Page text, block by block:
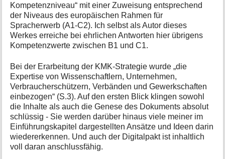
Kompetenzniveau“ mit einer Zuweisung entsprechend
der Niveaus des europäischen Rahmen für
Spracherwerb (A1-C2). Ich selbst als Autor dieses
Werkes erreiche bei ehrlichen Antworten hier übrigens
Kompetenzwerte zwischen B1 und C1.
Bei der Erarbeitung der KMK-Strategie wurde „die
Expertise von Wissenschaftlern, Unternehmen,
Verbraucherschützern, Verbänden und Gewerkschaften
einbezogen“ (S.3). Auf den ersten Blick klingen sowohl
die Inhalte als auch die Genese des Dokuments absolut
schlüssig - Sie werden darüber hinaus viele meiner im
Einführungskapitel dargestellten Ansätze und Ideen darin
wiedererkennen. Und auch der Digitalpakt ist inhaltlich
voll daran anschlussfähig.